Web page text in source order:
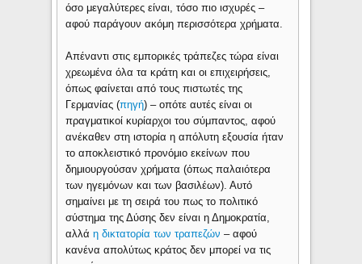
όσο μεγαλύτερες είναι, τόσο πιο ισχυρές –
αφού παράγουν ακόμη περισσότερα χρήματα.
Απέναντι στις εμπορικές τράπεζες τώρα είναι
χρεωμένα όλα τα κράτη και οι επιχειρήσεις,
όπως φαίνεται από τους πιστωτές της
Γερμανίας (πηγή) – οπότε αυτές είναι οι
πραγματικοί κυρίαρχοι του σύμπαντος, αφού
ανέκαθεν στη ιστορία η απόλυτη εξουσία ήταν
το αποκλειστικό προνόμιο εκείνων που
δημιουργούσαν χρήματα (όπως παλαιότερα
των ηγεμόνων και των βασιλέων). Αυτό
σημαίνει με τη σειρά του πως το πολιτικό
σύστημα της Δύσης δεν είναι η Δημοκρατία,
αλλάη δικτατορία των τραπεζών – αφού
κανένα απολύτως κράτος δεν μπορεί να τις